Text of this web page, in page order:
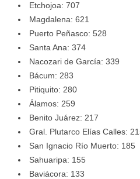
Etchojoa: 707
Magdalena: 621
Puerto Peñasco: 528
Santa Ana: 374
Nacozari de García: 339
Bácum: 283
Pitiquito: 280
Álamos: 259
Benito Juárez: 217
Gral. Plutarco Elías Calles:
San Ignacio Río Muerto: 185
Sahuaripa: 155
Baviácora: 133